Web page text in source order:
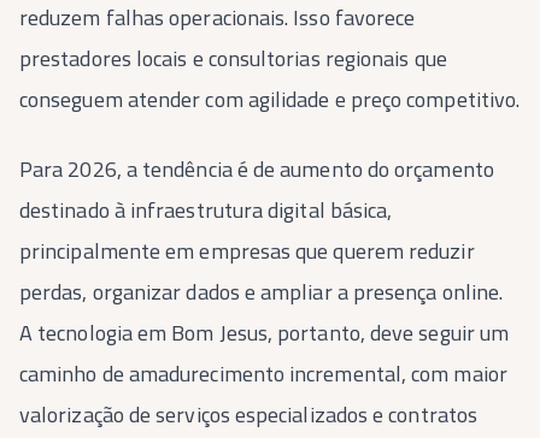
reduzem falhas operacionais. Isso favorece
prestadores locais e consultorias regionais que
conseguem atender com agilidade e preço competitivo.
Para 2026, a tendência é de aumento do orçamento
destinado à infraestrutura digital básica,
principalmente em empresas que querem reduzir
perdas, organizar dados e ampliar a presença online.
A tecnologia em Bom Jesus, portanto, deve seguir um
caminho de amadurecimento incremental, com maior
valorização de serviços especializados e contratos